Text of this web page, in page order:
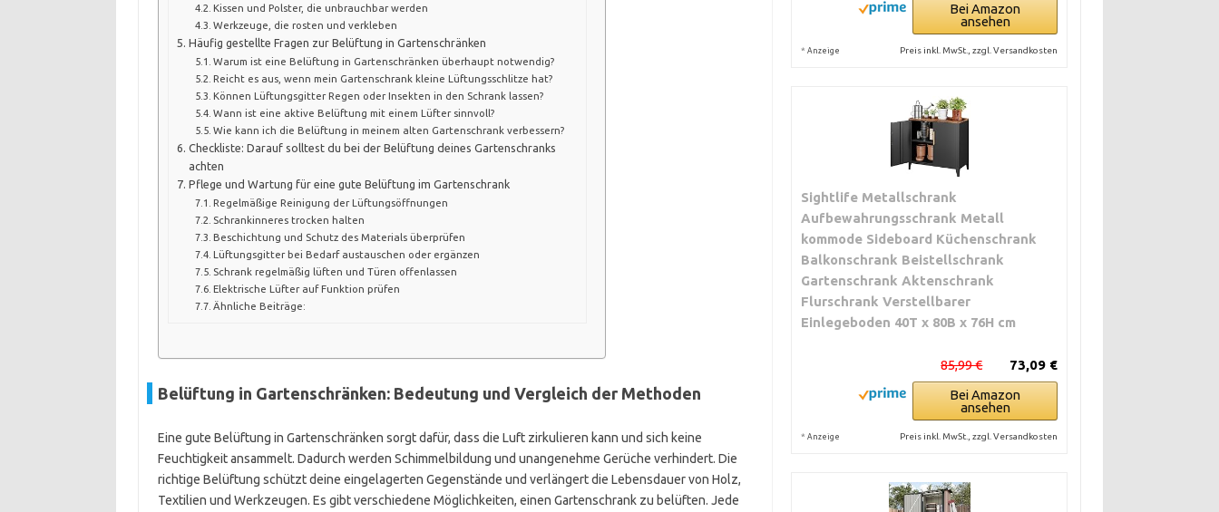
Kissen und Polster, die unbrauchbar werden
Werkzeuge, die rosten und verkleben
Häufig gestellte Fragen zur Belüftung in Gartenschränken
Warum ist eine Belüftung in Gartenschränken überhaupt notwendig?
Reicht es aus, wenn mein Gartenschrank kleine Lüftungsschlitze hat?
Können Lüftungsgitter Regen oder Insekten in den Schrank lassen?
Wann ist eine aktive Belüftung mit einem Lüfter sinnvoll?
Wie kann ich die Belüftung in meinem alten Gartenschrank verbessern?
Checkliste: Darauf solltest du bei der Belüftung deines Gartenschranks
achten
Pflege und Wartung für eine gute Belüftung im Gartenschrank
Regelmäßige Reinigung der Lüftungsöffnungen
Schrankinneres trocken halten
Beschichtung und Schutz des Materials überprüfen
Lüftungsgitter bei Bedarf austauschen oder ergänzen
Schrank regelmäßig lüften und Türen offenlassen
Elektrische Lüfter auf Funktion prüfen
Ähnliche Beiträge:
Belüftung in Gartenschränken: Bedeutung und Vergleich der Methoden
Eine gute Belüftung in Gartenschränken sorgt dafür, dass die Luft zirkulieren kann und sich keine
Feuchtigkeit ansammelt. Dadurch werden Schimmelbildung und unangenehme Gerüche verhindert. Die
richtige Belüftung schützt deine eingelagerten Gegenstände und verlängert die Lebensdauer von Holz,
Textilien und Werkzeugen. Es gibt verschiedene Möglichkeiten, einen Gartenschrank zu belüften. Jede
Bei Amazon
ansehen
* Anzeige Preis inkl. MwSt., zzgl. Versandkosten
Sightlife Metallschrank
Aufbewahrungsschrank Metall
kommode Sideboard Küchenschrank
Balkonschrank Beistellschrank
Gartenschrank Aktenschrank
Flurschrank Verstellbarer
Einlegeboden 40T x 80B x 76H cm
73,09 €
85,99 €
Bei Amazon
ansehen
* Anzeige Preis inkl. MwSt., zzgl. Versandkosten